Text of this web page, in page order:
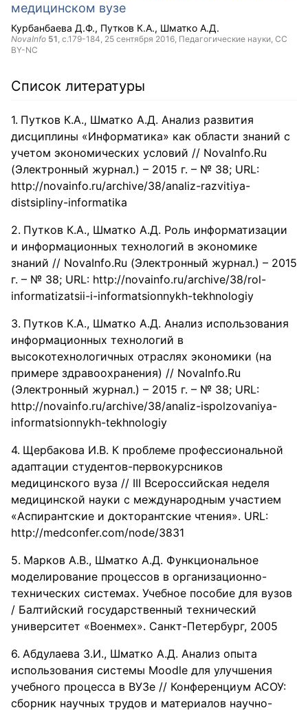
медицинском вузе
Курбанбаева Д.Ф. Путков К.А. Шматко А.Д.
NovaInfo 51, с.179-184, 25 сентября 2016, Педагогические науки, CC
BY-NC
Список литературы
Путков К.А., Шматко А.Д. Анализ развития
дисциплины «Информатика» как области знаний с
учетом экономических условий // NovaInfo.Ru
(Электронный журнал.) – 2015 г. – № 38; URL:
http://novainfo.ru/archive/38/analiz-razvitiya-
distsipliny-informatika
Путков К.А., Шматко А.Д. Роль информатизации
и информационных технологий в экономике
знаний // NovaInfo.Ru (Электронный журнал.) – 2015
г. – № 38; URL: http://novainfo.ru/archive/38/rol-
informatizatsii-i-informatsionnykh-tekhnologiy
Путков К.А., Шматко А.Д. Анализ использования
информационных технологий в
высокотехнологичных отраслях экономики (на
примере здравоохранения) // NovaInfo.Ru
(Электронный журнал.) – 2015 г. – № 38; URL:
http://novainfo.ru/archive/38/analiz-ispolzovaniya-
informatsionnykh-tekhnologiy
Щербакова И.В. К проблеме профессиональной
адаптации студентов-первокурсников
медицинского вуза // III Всероссийская неделя
медицинской науки с международным участием
«Aспирантские и докторантские чтения». URL:
http://medconfer.com/node/3831
Марков А.В., Шматко А.Д. Функциональное
моделирование процессов в организационно-
технических системах. Учебное пособие для вузов
/ Балтийский государственный технический
университет «Военмех». Санкт-Петербург, 2005
Абдулаева З.И., Шматко А.Д. Анализ опыта
использования системы Moodle для улучшения
учебного процесса в ВУЗе // Конференциум АСОУ:
сборник научных трудов и материалов научно-